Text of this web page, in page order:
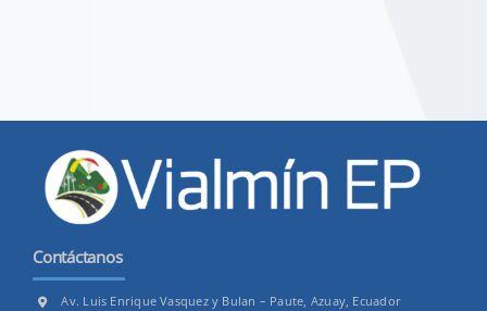
Contáctanos
Av. Luis Enrique Vasquez y Bulan – Paute, Azuay, Ecuador